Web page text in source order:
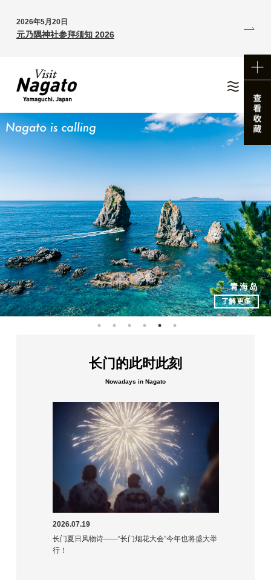
2026年5月20日
元乃隅神社参拜须知 2026
元乃隅神社完全指南
了解更多
长门当地美食指南
了解更多
长门汤本温泉旅馆指南
了解更多
元乃隅神社
了解更多
青海岛
了解更多
金子美铃纪念馆
了解更多
长门的此时此刻
Nowadays in Nagato
2026.07.19
长门夏日风物诗——“长门烟花大会”今年也将盛大举
行！